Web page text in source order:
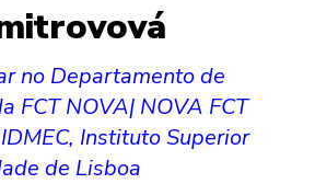
no Departamento de
FCT NOVA| NOVA FCT
Instituto Superior
de Lisboa